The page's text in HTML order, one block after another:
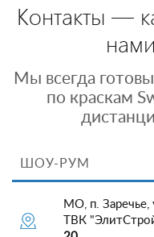
Контакты —
Мы всегда
по краскам
ШОУ-РУМ
МО, п. Заречье,
ТВК